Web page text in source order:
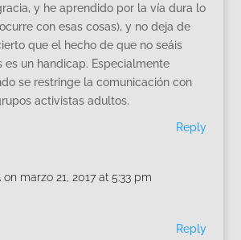
y he aprendido por la vía dura lo
con esas cosas), y no deja de
que el hecho de que no seáis
es un handicap. Especialmente
se restringe la comunicación con
activistas adultos.
Reply
on marzo 21, 2017 at 5:33 pm
Reply